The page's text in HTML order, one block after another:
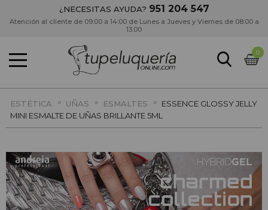
¿NECESITAS AYUDA? 951 204 547
Atención al cliente de 09:00 a 14:00 de Lunes a Jueves y Viernes de 08:00 a
13:00
0
ESTÉTICA » UÑAS » ESMALTES » ESSENCE GLOSSY JELLY
MINI ESMALTE DE UÑAS BRILLANTE 5ML